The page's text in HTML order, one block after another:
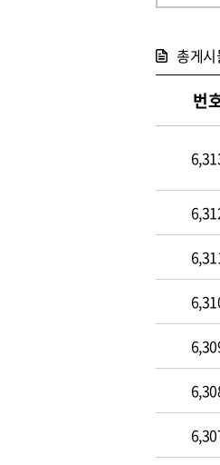
총게
번